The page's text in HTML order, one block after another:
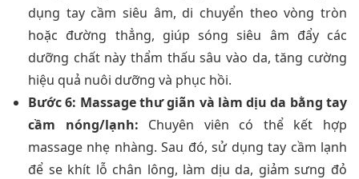
dụng tay cầm siêu âm, di chuyển theo vòng tròn
hoặc đường thẳng, giúp sóng siêu âm đẩy các
dưỡng chất này thẩm thấu sâu vào da, tăng cường
hiệu quả nuôi dưỡng và phục hồi.
Bước 6: Massage thư giãn và làm dịu da bằng tay
cầm nóng/lạnh: Chuyên viên có thể kết hợp
massage nhẹ nhàng. Sau đó, sử dụng tay cầm lạnh
để se khít lỗ chân lông, làm dịu da, giảm sưng đỏ